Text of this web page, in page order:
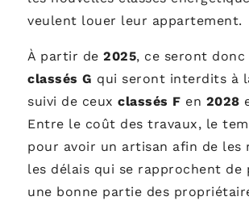
veulent louer leur appartement.
À partir de 2025, ce seront donc
classés G qui seront interdits à
suivi de ceux classés F en 2028
Entre le coût des travaux, le
pour avoir un artisan afin de les
les délais qui se rapprochent de
une bonne partie des